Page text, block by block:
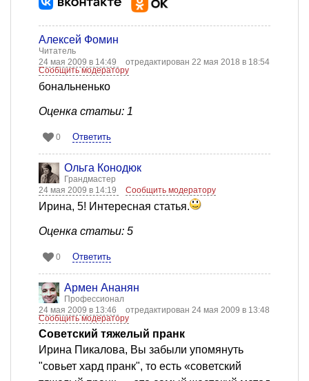
Алексей Фомин
Читатель
24 мая 2009 в 14:49
отредактирован 22 мая 2018 в 18:54
Сообщить модератору
бональненько
Оценка статьи: 1
0 Ответить
Ольга Конодюк
Грандмастер
24 мая 2009 в 14:19
Сообщить модератору
Ирина, 5! Интересная статья.
Оценка статьи: 5
0 Ответить
Армен Ананян
Профессионал
24 мая 2009 в 13:46
отредактирован 24 мая 2009 в 13:48
Сообщить модератору
Советский тяжелый пранк
Ирина Пикалова, Вы забыли упомянуть
"совьет хард пранк", то есть «советский